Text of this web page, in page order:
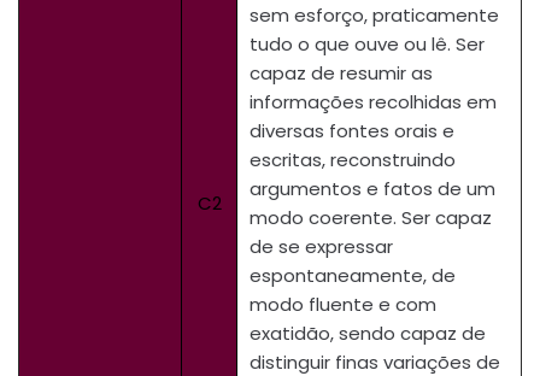
C2
sem esforço, praticamente
tudo o que ouve ou lê. Ser
capaz de resumir as
informações recolhidas em
diversas fontes orais e
escritas, reconstruindo
argumentos e fatos de um
modo coerente. Ser capaz
de se expressar
espontaneamente, de
modo fluente e com
exatidão, sendo capaz de
distinguir finas variações de